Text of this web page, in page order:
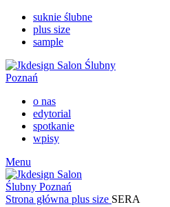
suknie ślubne
plus size
sample
o nas
edytorial
spotkanie
wpisy
Menu
Strona główna plus size SERA